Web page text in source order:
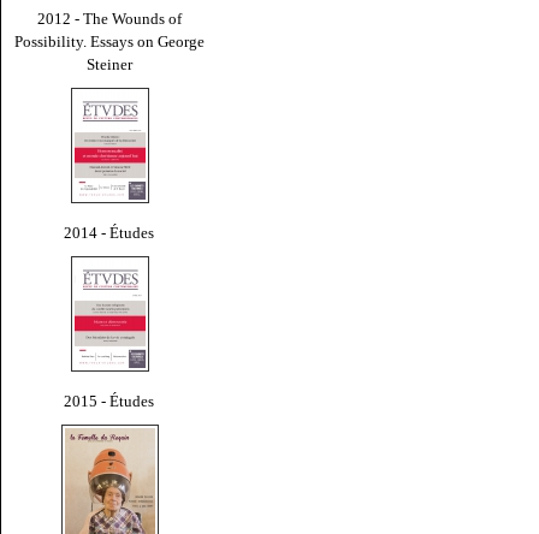
2012 - The Wounds of
Possibility. Essays on George
Steiner
2014 - Études
2015 - Études